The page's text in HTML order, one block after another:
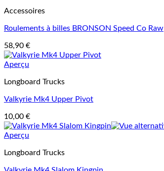
Accessoires
Roulements à billes BRONSON Speed Co Raw
58,90 €
Aperçu
Longboard Trucks
Valkyrie Mk4 Upper Pivot
10,00 €
Aperçu
Longboard Trucks